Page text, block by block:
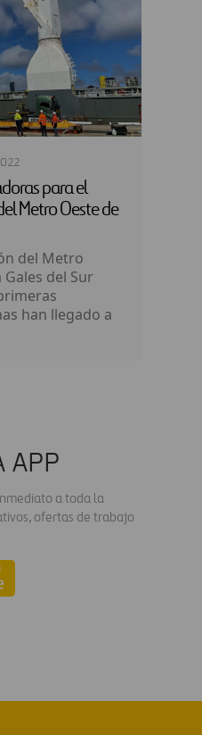
para el
Metro Oeste de
del Metro
del Sur
han llegado a
APP
a toda la
ofertas de trabajo